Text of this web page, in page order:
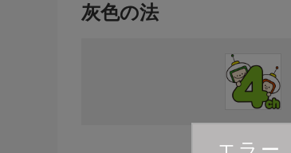
灰色の法